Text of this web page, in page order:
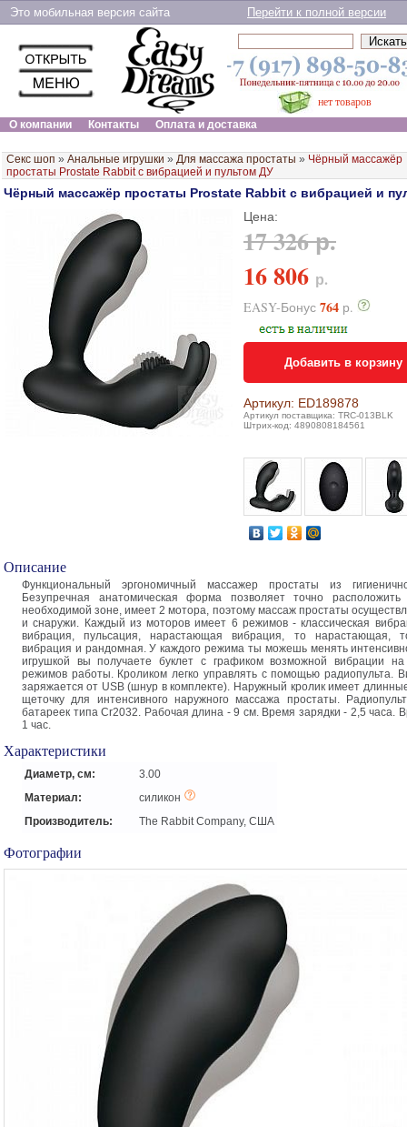
Это мобильная версия сайта Перейти к полной версии
нет товаров
О компании
Контакты Оплата и доставка
Секс шоп » Анальные игрушки » Для массажа простаты » Чёрный массажёр
простаты Prostate Rabbit с вибрацией и пультом ДУ
Чёрный массажёр простаты Prostate Rabbit с вибрацией и
Цена:
17 326 р.
16 806 р.
EASY-Бонус 764 р.
Добавить в корзину
Артикул: ED189878
Артикул поставщика: TRC-013BLK
Штрих-код: 4890808184561
Описание
Функциональный эргономичный массажер простаты из
Безупречная анатомическая форма позволяет точно
необходимой зоне, имеет 2 мотора, поэтому массаж простаты
и снаружи. Каждый из моторов имеет 6 режимов - классическая
вибрация, пульсация, нарастающая вибрация, то нарастающая,
вибрация и рандомная. У каждого режима ты можешь менять
игрушкой вы получаете буклет с графиком возможной вибрации
режимов работы. Кроликом легко управлять с помощью радиопульта.
заряжается от USB (шнур в комплекте). Наружный кролик имеет
щеточку для интенсивного наружного массажа простаты.
батареек типа Cr2032. Рабочая длина - 9 см. Время зарядки - 2,5 часа.
1 час.
Характеристики
Диаметр, см:
3.00
Материал:
силикон
Производитель:
The Rabbit Company, США
Фотографии